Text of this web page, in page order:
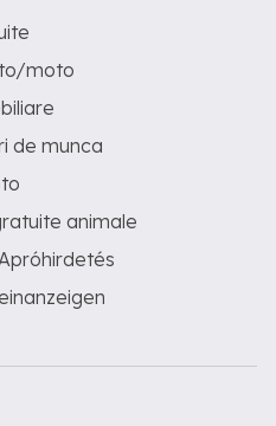
moto
de munca
animale